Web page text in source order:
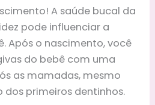
A saúde bucal da
pode influenciar a
Após o nascimento, você
do bebê com uma
as mamadas, mesmo
primeiros dentinhos.